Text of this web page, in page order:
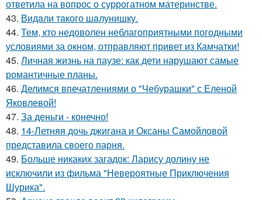
ответила на вопрос о суррогатном материнстве.
43. Видaли тaкого шaлунишку.
44. Тем, кто недоволен неблагоприятными погодными
условиями за окном, отправляют привет из Камчатки!
45. Личная жизнь на паузе: как дети нарушают самые
романтичные планы.
46. Делимся впечатлениями о "Чебурашки" с Еленой
Яковлевой!
47. За деньги - конечно!
48. 14-Летняя дочь джигана и Оксаны Самойловой
представила своего парня.
49. Больше никаких загадок: Ларису долину не
исключили из фильма "Невероятные Приключения
Шурика".